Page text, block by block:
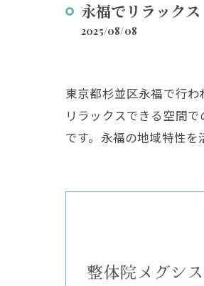
永福でリラック
2025/08/08
東京都杉並区永福で行
リラックスできる空間
です。永福の地域特性を